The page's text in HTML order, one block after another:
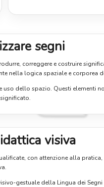
segni
correggere e costruire
nella logica spaziale e corporea
uso dello spazio. Questi elementi
visiva
con attenzione alla
gestuale della Lingua dei